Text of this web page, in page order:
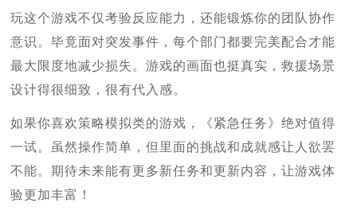
玩这个游戏不仅考验反应能力，还能锻炼你的团队协作
意识。毕竟面对突发事件，每个部门都要完美配合才能
最大限度地减少损失。游戏的画面也挺真实，救援场景
设计得很细致，很有代入感。
如果你喜欢策略模拟类的游戏，《紧急任务》绝对值得
一试。虽然操作简单，但里面的挑战和成就感让人欲罢
不能。期待未来能有更多新任务和更新内容，让游戏体
验更加丰富！